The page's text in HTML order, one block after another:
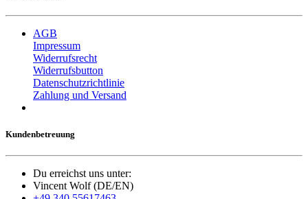
AGB
Impressum
Widerrufsrecht
Widerrufsbutton
Datenschutzrichtlinie
Zahlung und Versand
Kundenbetreuung
Du erreichst uns unter:
Vincent Wolf (DE/EN)